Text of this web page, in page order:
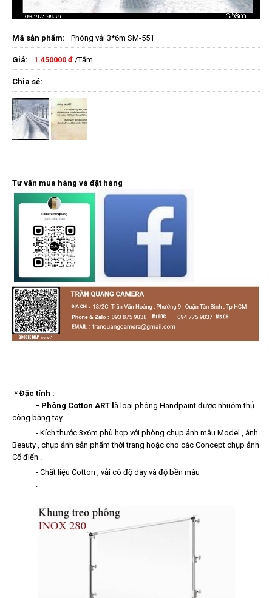
Mã sản phẩm: Phông vải 3*6m SM-551
Giá: 1.450000 đ /Tấm
Chia sẻ:
Tư vấn mua hàng và đặt hàng
* Đặc tính :
- Phông Cotton ART là loại phông Handpaint được nhuộm thủ
công bằng tay .
- Kích thước 3x6m phù hợp với phòng chụp ảnh mẫu Model , ảnh
Beauty , chụp ảnh sản phẩm thời trang hoặc cho các Concept chụp ảnh
Cổ điển .
- Chất liệu Cotton , vải có độ dày và độ bền màu